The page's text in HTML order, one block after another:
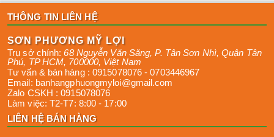
THÔNG TIN LIÊN HỆ
SƠN PHƯƠNG MỸ LỢI
Trụ sở chính:68 Nguyễn Văn Săng, P. Tân Sơn Nhì,Quận Tân
Phú, TP HCM, 700000, Việt Nam
Tư vấn & bán hàng : 0915078076 -0703446967
Email: banhangphuongmyloi@gmail.com
Zalo CSKH :0915078076
Làm việc: T2-T7: 8:00 - 17:00
LIÊN HỆ BÁN HÀNG